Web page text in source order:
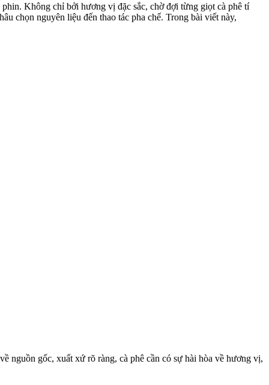
Không chỉ bởi hương vị đặc sắc, chờ đợi từng giọt cà phê tí
chọn nguyên liệu đến thao tác pha chế. Trong bài viết này,
nguồn gốc, xuất xứ rõ ràng, cà phê cần có sự hài hòa về hương vị,